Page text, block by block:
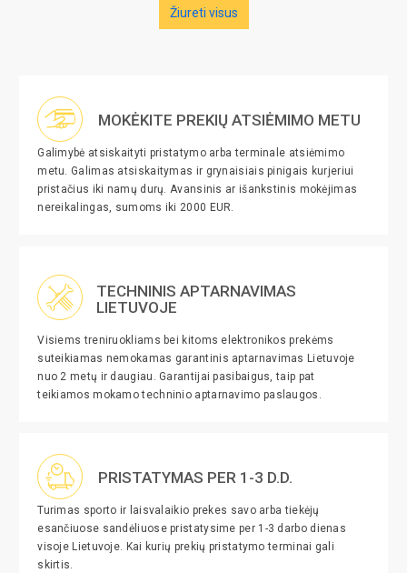
Žiureti visus
MOKĖKITE PREKIŲ ATSIĖMIMO METU
Galimybė atsiskaityti pristatymo arba terminale atsiėmimo
metu. Galimas atsiskaitymas ir grynaisiais pinigais kurjeriui
pristačius iki namų durų. Avansinis ar išankstinis mokėjimas
nereikalingas, sumoms iki 2000 EUR.
TECHNINIS APTARNAVIMAS
LIETUVOJE
Visiems treniruokliams bei kitoms elektronikos prekėms
suteikiamas nemokamas garantinis aptarnavimas Lietuvoje
nuo 2 metų ir daugiau. Garantijai pasibaigus, taip pat
teikiamos mokamo techninio aptarnavimo paslaugos.
PRISTATYMAS PER 1-3 D.D.
Turimas sporto ir laisvalaikio prekes savo arba tiekėjų
esančiuose sandėliuose pristatysime per 1-3 darbo dienas
visoje Lietuvoje. Kai kurių prekių pristatymo terminai gali
skirtis.